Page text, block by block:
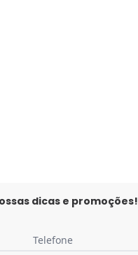
dicas e promoções!
Telefone